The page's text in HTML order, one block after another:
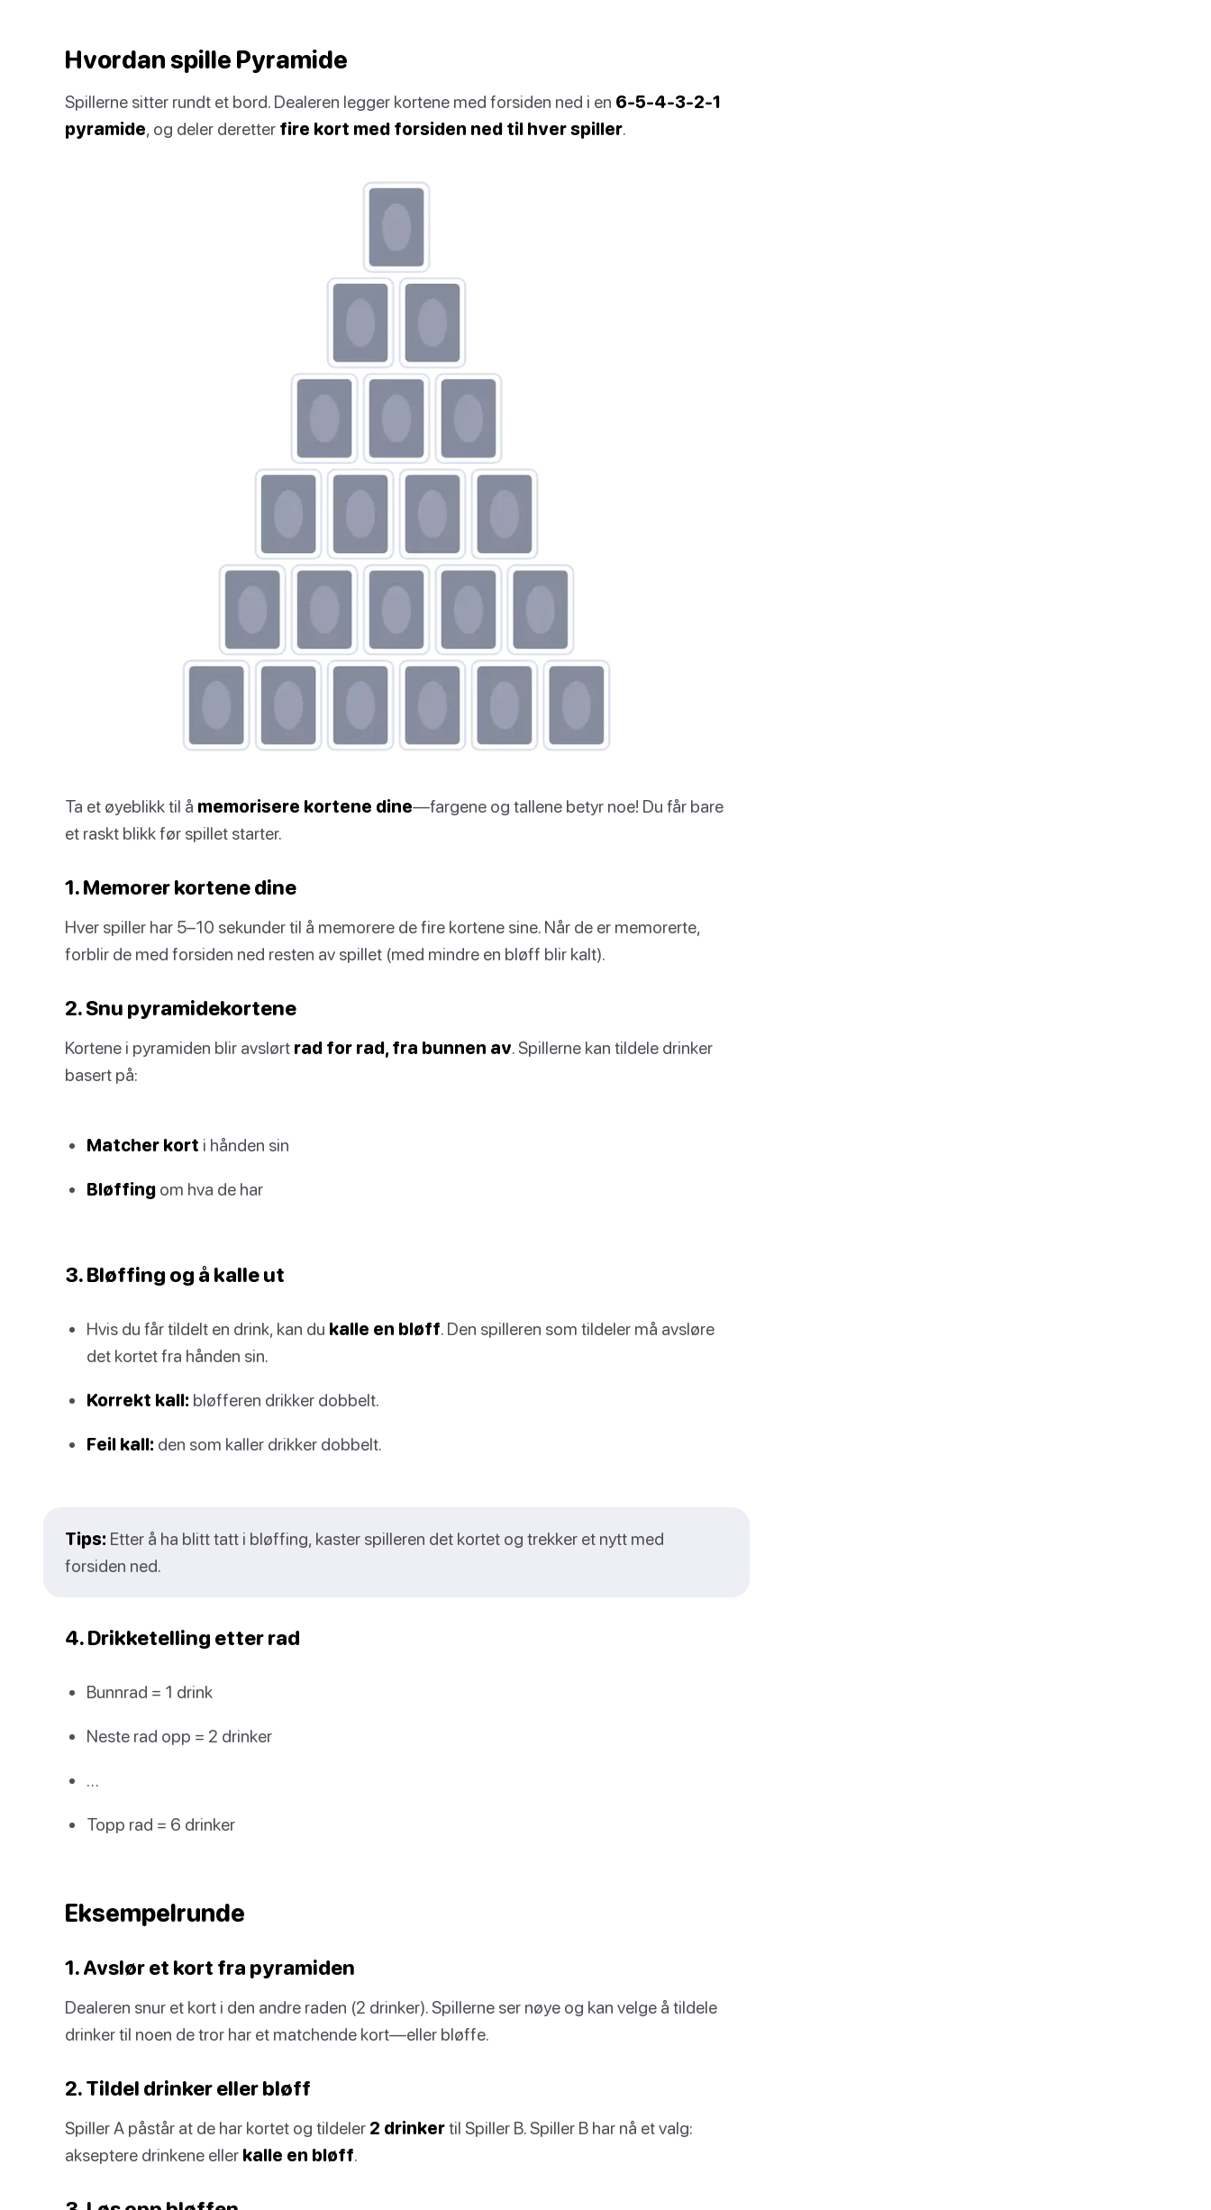
Hvordan spille Pyramide
Spillerne sitter rundt et bord. Dealeren legger kortene med forsiden ned i en 6-5-4-3-2-1
pyramide , og deler deretter fire kort med forsiden ned til hver spiller
Ta et øyeblikk til å memorisere kortene dine—fargene og tallene betyr noe! Du får bare
et raskt blikk før spillet starter.
1. Memorer kortene dine
Hver spiller har 5–10 sekunder til å memorere de fire kortene sine. Når de er memorerte,
forblir de med forsiden ned resten av spillet (med mindre en bløff blir kalt).
2. Snu pyramidekortene
Kortene i pyramiden blir avslørt rad for rad, fra bunnen av . Spillerne kan tildele drinker
basert på:
Matcher kort i hånden sin
Bløffing om hva de har
3. Bløffing og å kalle ut
Hvis du får tildelt en drink, kan du kalle en bløff. Den spilleren som tildeler må avsløre
det kortet fra hånden sin.
Korrekt kall: bløfferen drikker dobbelt.
Feil kall: den som kaller drikker dobbelt.
Tips: Etter å ha blitt tatt i bløffing, kaster spilleren det kortet og trekker et nytt med
forsiden ned.
4. Drikketelling etter rad
Bunnrad = 1 drink
Neste rad opp = 2 drinker
…
Topp rad = 6 drinker
Eksempelrunde
1. Avslør et kort fra pyramiden
Dealeren snur et kort i den andre raden (2 drinker). Spillerne ser nøye og kan velge å tildele
drinker til noen de tror har et matchende kort—eller bløffe.
2. Tildel drinker eller bløff
Spiller A påstår at de har kortet og tildeler 2 drinkertil Spiller B. Spiller B har nå et valg:
akseptere drinkene eller kalle en bløff.